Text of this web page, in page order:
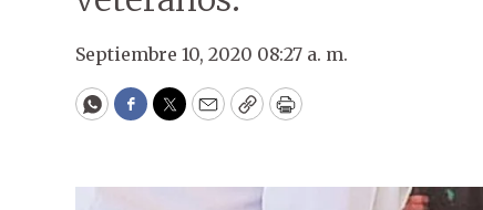
Septiembre 10, 2020 08:27 a. m.
WhatsApp
Facebook
Twitter
EmailCopyPrint